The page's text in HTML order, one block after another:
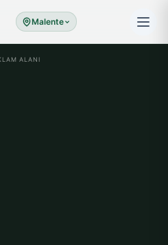
Malente
ALANI